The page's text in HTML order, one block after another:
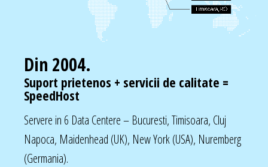
Din 2004.
Suport prietenos + servicii de calitate =
SpeedHost
Servere in 6 Data Centere – Bucuresti, Timisoara, Cluj
Napoca, Maidenhead (UK), New York (USA), Nuremberg
(Germania).